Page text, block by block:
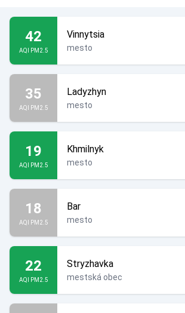
42
AQI PM2.5
Vinnytsia
mesto
35
AQI PM2.5
Ladyzhyn
mesto
19
AQI PM2.5
Khmilnyk
mesto
18
AQI PM2.5
Bar
mesto
22
AQI PM2.5
Stryzhavka
mestská obec